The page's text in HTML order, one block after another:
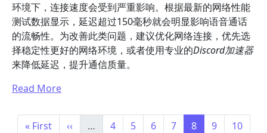
环境下，连接速度会受到严重影响。根据最新的网络性能
测试数据显示，延迟超过150毫秒就会明显影响语音通话
的流畅性。为改善此类问题，建议优化网络连接，优先选
择稳定性更好的网络环境，或者使用专业的Discord加速器
来降低延迟，提升通信质量。
Read More
分页
首页
« First 前一页
‹‹ … Page
4 Page
5 Page
6 Page
7 Page
8 Page
9 Page
10